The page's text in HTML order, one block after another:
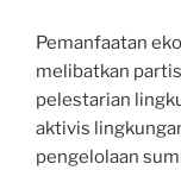
Pemanfaatan
melibatkan
pelestarian
aktivis
pengelolaan